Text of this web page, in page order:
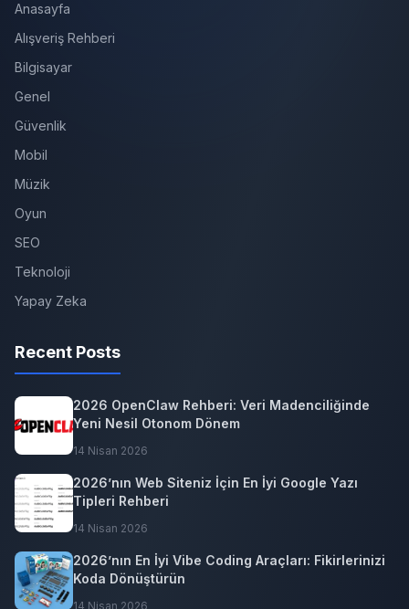
Anasayfa
Alışveriş Rehberi
Bilgisayar
Genel
Güvenlik
Mobil
Müzik
Oyun
SEO
Teknoloji
Yapay Zeka
Recent Posts
2026 OpenClaw Rehberi: Veri Madenciliğinde
Yeni Nesil Otonom Dönem
14 Nisan 2026
2026’nın Web Siteniz İçin En İyi Google Yazı
Tipleri Rehberi
14 Nisan 2026
2026’nın En İyi Vibe Coding Araçları: Fikirlerinizi
Koda Dönüştürün
14 Nisan 2026